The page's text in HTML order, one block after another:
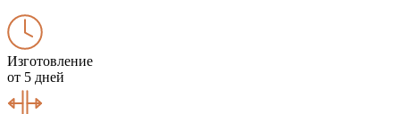
Изготовление
от 5 дней